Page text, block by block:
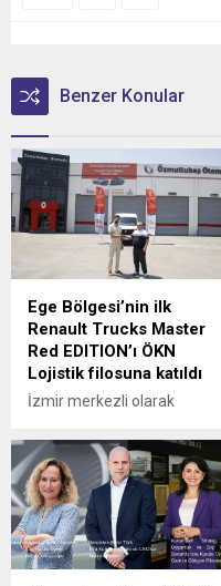
Benzer Konular
Ege Bölgesi’nin ilk
Renault Trucks Master
Red EDITION’ı ÖKN
Lojistik filosuna katıldı
İzmir merkezli olarak
lojistik operasyonları
yürüten ÖKN Lojistik, Ege
Bölgesi'nin ilk Renault
Trucks Master Red EDITION
panelvanını filosuna kattı.